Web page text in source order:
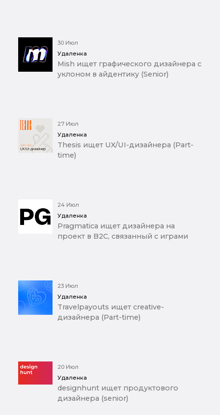
30 Июл
Удаленка
Mish ищет графического дизайнера с
уклоном в айдентику (Senior)
27 Июл
Удаленка
Thesis ищет UX/UI-дизайнера (Part-
time)
24 Июл
Удаленка
Pragmatica ищет дизайнера на
проект в B2C, связанный с играми
23 Июл
Удаленка
Travelpayouts ищет creative-
дизайнера (Part-time)
20 Июл
Удаленка
designhunt ищет продуктового
дизайнера (senior)